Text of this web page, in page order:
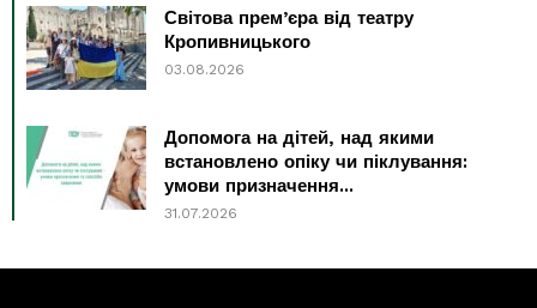
Світова прем’єра від театру
Кропивницького
03.08.2026
Допомога на дітей, над якими
встановлено опіку чи піклування:
умови призначення...
31.07.2026